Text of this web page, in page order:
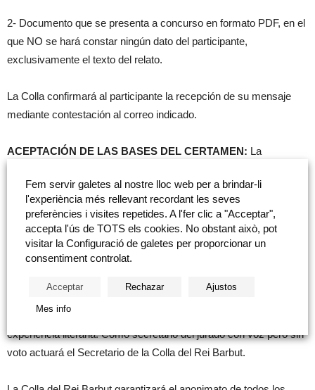
2- Documento que se presenta a concurso en formato PDF, en el
que NO se hará constar ningún dato del participante,
exclusivamente el texto del relato.
La Colla confirmará al participante la recepción de su mensaje
mediante contestación al correo indicado.
ACEPTACIÓN DE LAS BASES DEL CERTAMEN: La
decidan registrar sus trabajos, supone la asunción integra de las
bases que lo rigen así como del resultado emitido por el Jurado
calificador.
EVALUACIÓN DE LOS RELATOS PRESENTADOS:
un máximo de 7) entre personas de reconocido prestigio y
experiencia literaria. Como secretario del jurado con voz pero sin
voto actuará el Secretario de la Colla del Rei Barbut.
Fem servir galetes al nostre lloc web per a brindar-li
l'experiència més rellevant recordant les seves
preferències i visites repetides. A l'fer clic a "Acceptar",
accepta l'ús de TOTS els cookies. No obstant això, pot
visitar la Configuració de galetes per proporcionar un
consentiment controlat.
Acceptar Rechazar Ajustos
Mes info